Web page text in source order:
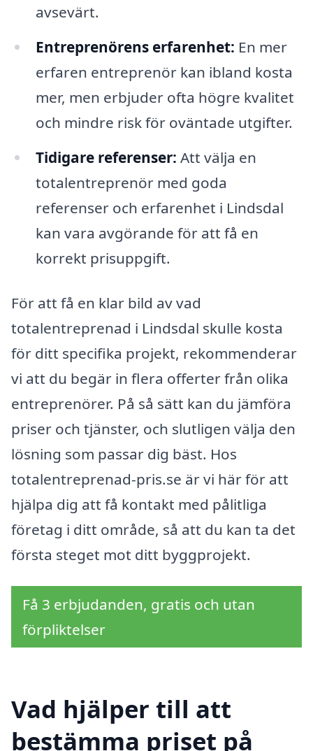
avsevärt.
Entreprenörens erfarenhet: En mer
erfaren entreprenör kan ibland kosta
mer, men erbjuder ofta högre kvalitet
och mindre risk för oväntade utgifter.
Tidigare referenser: Att välja en
totalentreprenör med goda
referenser och erfarenhet i Lindsdal
kan vara avgörande för att få en
korrekt prisuppgift.
För att få en klar bild av vad
totalentreprenad i Lindsdal skulle kosta
för ditt specifika projekt, rekommenderar
vi att du begär in flera offerter från olika
entreprenörer. På så sätt kan du jämföra
priser och tjänster, och slutligen välja den
lösning som passar dig bäst. Hos
totalentreprenad-pris.se är vi här för att
hjälpa dig att få kontakt med pålitliga
företag i ditt område, så att du kan ta det
första steget mot ditt byggprojekt.
Få 3 erbjudanden, gratis och utan
förpliktelser
Vad hjälper till att
bestämma priset på